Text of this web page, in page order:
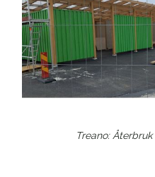
Treano: Återbruk